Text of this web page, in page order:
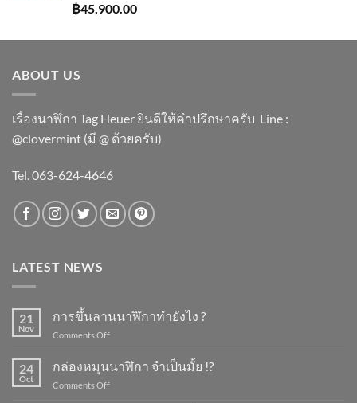
฿45,900.00
ABOUT US
เรื่องนาฬิกา Tag Heuer ยินดีให้คำปรึกษาครับ ​Line :
@clovermint (มี @ ด้วยครับ)
Tel. 063-624-4646
LATEST NEWS
21
Nov
การขึ้นลานนาฬิกาทำยังไง ?
Comments Offon
ลาน
นาฬิกา
24
Oct
กล่องหมุนนาฬิกา จำเป็นมั้ย !?
Comments Offon